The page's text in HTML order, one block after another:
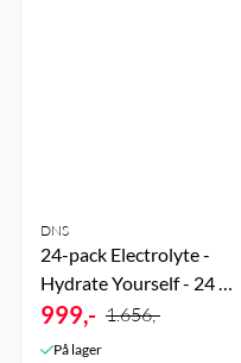
DNS
24-pack Electrolyte -
Hydrate Yourself - 24 x
20 Brusetabletter -
Strawberry
999,- 1.656,-
På lager